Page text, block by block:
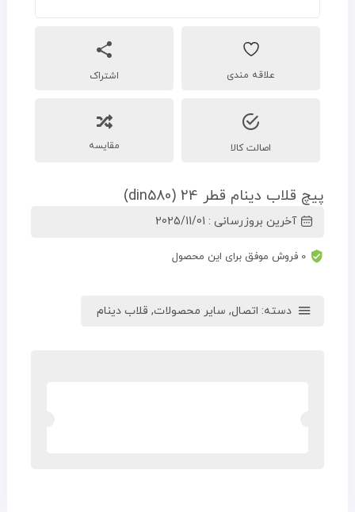
اشتراک
اصالت کالا مقایسه
پیچ قلاب دینام قطر 24 (din580)
آخرین بروزرسانی : 2025/11/01
0 فروش موفق برای این محصول
دسته: اتصال, سایر محصولات, قلاب دینام